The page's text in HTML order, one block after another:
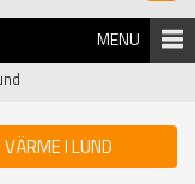
MENU
I LUND